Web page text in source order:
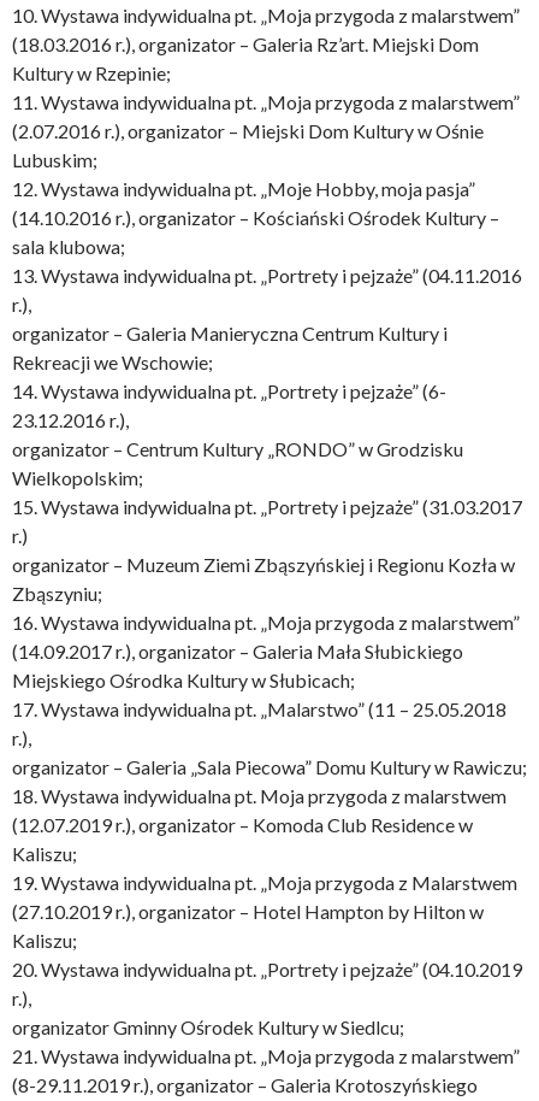
10. Wystawa indywidualna pt. „Moja przygoda z malarstwem”
(18.03.2016 r.), organizator – Galeria Rz’art. Miejski Dom
Kultury w Rzepinie;
11. Wystawa indywidualna pt. „Moja przygoda z malarstwem”
(2.07.2016 r.), organizator – Miejski Dom Kultury w Ośnie
Lubuskim;
12. Wystawa indywidualna pt. „Moje Hobby, moja pasja”
(14.10.2016 r.), organizator – Kościański Ośrodek Kultury –
sala klubowa;
13. Wystawa indywidualna pt. „Portrety i pejzaże” (04.11.2016
r.),
organizator – Galeria Manieryczna Centrum Kultury i
Rekreacji we Wschowie;
14. Wystawa indywidualna pt. „Portrety i pejzaże” (6-
23.12.2016 r.),
organizator – Centrum Kultury „RONDO” w Grodzisku
Wielkopolskim;
15. Wystawa indywidualna pt. „Portrety i pejzaże” (31.03.2017
r.)
organizator – Muzeum Ziemi Zbąszyńskiej i Regionu Kozła w
Zbąszyniu;
16. Wystawa indywidualna pt. „Moja przygoda z malarstwem”
(14.09.2017 r.), organizator – Galeria Mała Słubickiego
Miejskiego Ośrodka Kultury w Słubicach;
17. Wystawa indywidualna pt. „Malarstwo” (11 – 25.05.2018
r.),
organizator – Galeria „Sala Piecowa” Domu Kultury w Rawiczu;
18. Wystawa indywidualna pt. Moja przygoda z malarstwem
(12.07.2019 r.), organizator – Komoda Club Residence w
Kaliszu;
19. Wystawa indywidualna pt. „Moja przygoda z Malarstwem
(27.10.2019 r.), organizator – Hotel Hampton by Hilton w
Kaliszu;
20. Wystawa indywidualna pt. „Portrety i pejzaże” (04.10.2019
r.),
organizator Gminny Ośrodek Kultury w Siedlcu;
21. Wystawa indywidualna pt. „Moja przygoda z malarstwem”
(8-29.11.2019 r.), organizator – Galeria Krotoszyńskiego